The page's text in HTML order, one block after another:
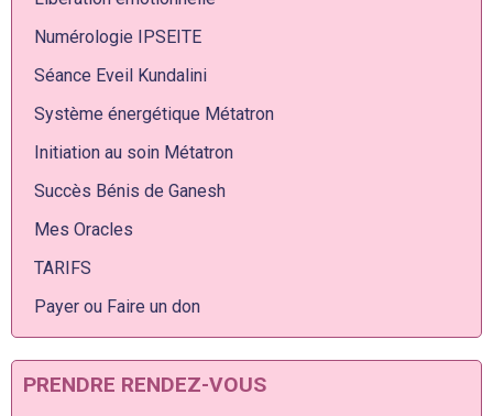
Numérologie IPSEITE
Séance Eveil Kundalini
Système énergétique Métatron
Initiation au soin Métatron
Succès Bénis de Ganesh
Mes Oracles
TARIFS
Payer ou Faire un don
PRENDRE RENDEZ-VOUS